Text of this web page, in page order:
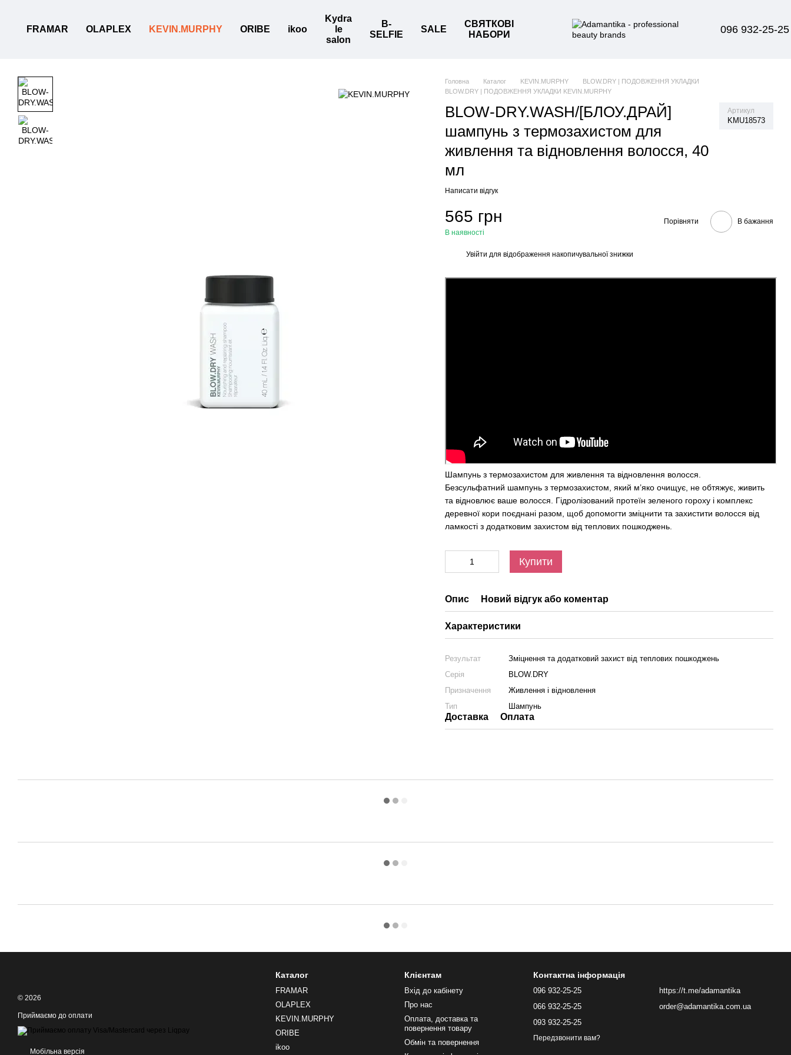
FRAMAR OLAPLEX KEVIN.MURPHY ORIBE ikoo
Kydra
le
salon
B-
SELFIE
SALE
СВЯТКОВІ
НАБОРИ
096 932-25-25
Головна Каталог KEVIN.MURPHY
BLOW.DRY | ПОДОВЖЕННЯ УКЛАДКИ
BLOW.DRY | ПОДОВЖЕННЯ УКЛАДКИ KEVIN.MURPHY
BLOW-DRY.WASH/[БЛОУ.ДРАЙ]
шампунь з термозахистом для
живлення та відновлення волосся, 40
мл
Артикул
KMU18573
Написати відгук
565 грн
В наявності
Порівняти В бажання
Увійти для відображення накопичувальної знижки
Шампунь з термозахистом для живлення та відновлення волосся.
Безсульфатний шампунь з термозахистом, який м’яко очищує, не обтяжує, живить
та відновлює ваше волосся. Гідролізований протеїн зеленого гороху і комплекс
деревної кори поєднані разом, щоб допомогти зміцнити та захистити волосся від
ламкості з додатковим захистом від теплових пошкоджень.
Купити
Опис Новий відгук або коментар
Характеристики
Результат
Зміцнення та додатковий захист від теплових пошкоджень
Серія
BLOW.DRY
Призначення
Живлення і відновлення
Тип
Шампунь
Доставка Оплата
© 2026
Приймаємо до оплати
Мобільна версія
Каталог
FRAMAR
OLAPLEX
KEVIN.MURPHY
ORIBE
ikoo
Клієнтам
Вхід до кабінету
Про нас
Оплата, доставка та
повернення товару
Обмін та повернення
Контактна інформація
096 932-25-25
066 932-25-25
093 932-25-25
Передзвонити вам?
https://t.me/adamantika
order@adamantika.com.ua